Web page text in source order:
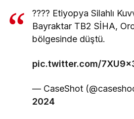
???? Etiyopya Silahlı
Bayraktar TB2 SİHA,
bölgesinde düştü.
pic.twitter.com/
— CaseShot
2024